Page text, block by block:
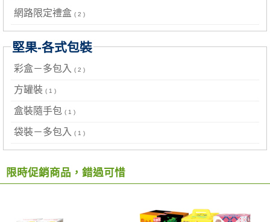
網路限定禮盒 ( 2 )
堅果-各式包裝
彩盒－多包入 ( 2 )
方罐裝 ( 1 )
盒裝隨手包 ( 1 )
袋裝－多包入 ( 1 )
限時促銷商品，錯過可惜